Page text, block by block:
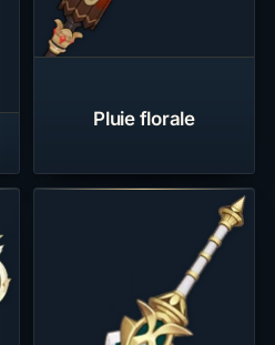
Pluie florale